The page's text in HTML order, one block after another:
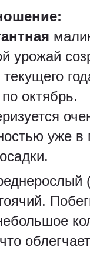
урожай
текущего
по октябрь.
уже в